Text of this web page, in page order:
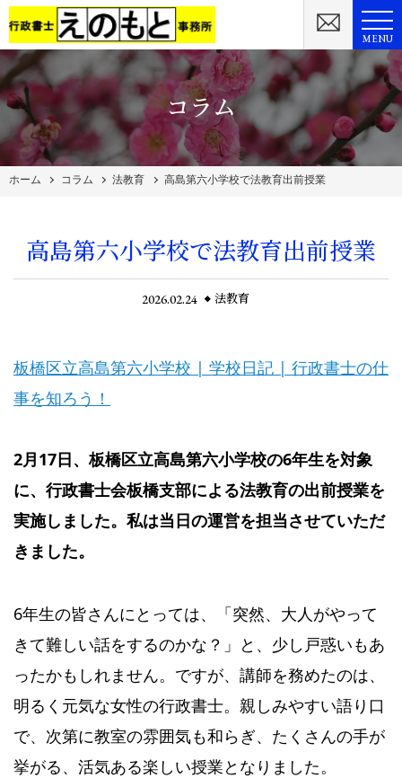
MENU
コラム
ホーム コラム 法教育 高島第六小学校で法教育出前授業
高島第六小学校で法教育出前授業
2026.02.24 法教育
板橋区立高島第六小学校 | 学校日記 | 行政書士の仕
事を知ろう！
2月17日、板橋区立高島第六小学校の6年生を対象
に、行政書士会板橋支部による法教育の出前授業を
実施しました。私は当日の運営を担当させていただ
きました。
6年生の皆さんにとっては、「突然、大人がやって
きて難しい話をするのかな？」と、少し戸惑いもあ
ったかもしれません。ですが、講師を務めたのは、
明るく元気な女性の行政書士。親しみやすい語り口
で、次第に教室の雰囲気も和らぎ、たくさんの手が
挙がる、活気ある楽しい授業となりました。